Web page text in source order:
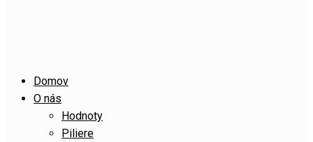
Domov
O nás
Hodnoty
Piliere